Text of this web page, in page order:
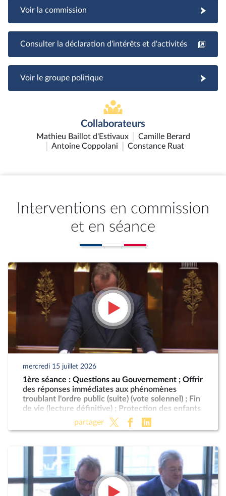
Voir la commission
Consulter la déclaration d'intérêts et d'activités
Voir le groupe politique
Collaborateurs
Mathieu Baillot d'Estivaux
Camille Berard
Antoine Coppolani
Constance Ruat
Interventions en commission
et en séance
mercredi 15 juillet 2026
1ère séance : Questions au Gouvernement ; Offrir
des réponses immédiates aux phénomènes
troublant l'ordre public (suite) (vote solennel) ; Fin
de vie (lecture définitive) ; Protection des enfants
partager